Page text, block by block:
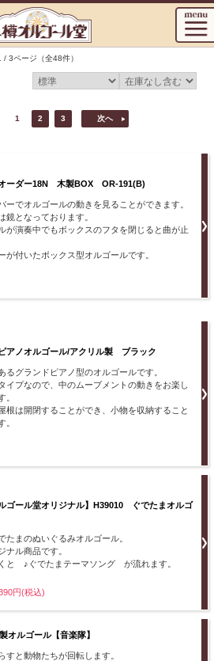
/ 3ページ （全48件）
1 2 3 次へ
ーダー18N 木製BOX OR-191(B)
ーでオルゴールの動きを見ることができます。
鏡となっております。
が演奏中でもボックスのフタを閉じると曲が止
が付いたボックス型オルゴールです。
アノオルゴール/アクリル製 ブラック
るグランドピアノ型のオルゴールです。
イプなので、中のムーブメントの動きをお楽し
。
根は開閉することができ、小物を収納すること
。
ルゴール堂オリジナル】H39010 ぐでたまオルゴ
たまのぬいぐるみオルゴール。
ナル商品です。
と ♪ぐでたまテーマソング が流れます。
円(税込)
オルゴール【音楽隊】
すと動物たちが回転します。